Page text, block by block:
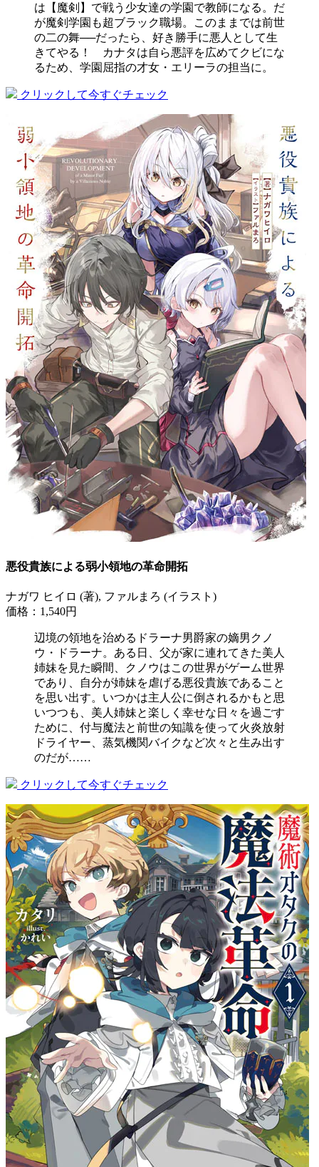
は【魔剣】で戦う少女達の学園で教師になる。だ
が魔剣学園も超ブラック職場。このままでは前世
の二の舞──だったら、好き勝手に悪人として生
きてやる！ カナタは自ら悪評を広めてクビにな
るため、学園屈指の才女・エリーラの担当に。
クリックして今すぐチェック
悪役貴族による弱小領地の革命開拓
ナガワ ヒイロ (著), ファルまろ (イラスト)
価格：1,540円
辺境の領地を治めるドラーナ男爵家の嫡男クノ
ウ・ドラーナ。ある日、父が家に連れてきた美人
姉妹を見た瞬間、クノウはこの世界がゲーム世界
であり、自分が姉妹を虐げる悪役貴族であること
を思い出す。いつかは主人公に倒されるかもと思
いつつも、美人姉妹と楽しく幸せな日々を過ごす
ために、付与魔法と前世の知識を使って火炎放射
ドライヤー、蒸気機関バイクなど次々と生み出す
のだが……
クリックして今すぐチェック